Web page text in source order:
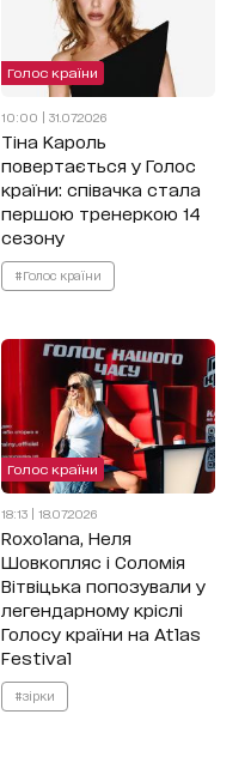
Голос країни
10:00 | 31.07.2026
Тіна Кароль
повертається у Голос
країни: співачка стала
першою тренеркою 14
сезону
#Голос країни
Голос країни
18:13 | 18.07.2026
Roxolana, Неля
Шовкопляс і Соломія
Вітвіцька попозували у
легендарному кріслі
Голосу країни на Atlas
Festival
#зірки